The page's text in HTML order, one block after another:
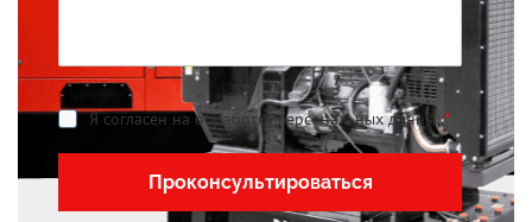
Я согласен на обработку персональных данных*
Проконсультироваться